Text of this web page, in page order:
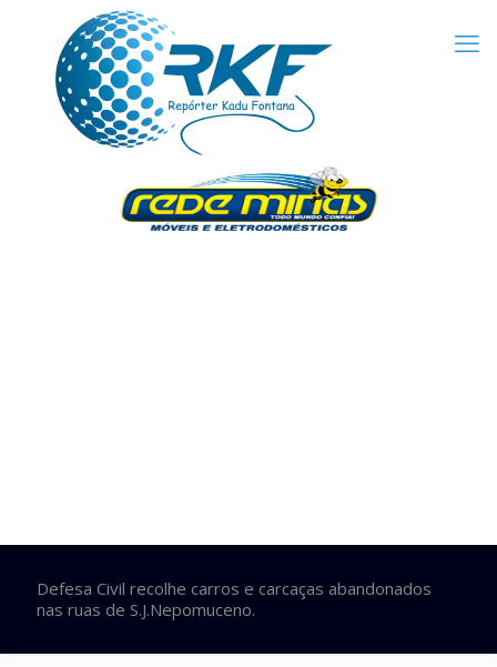
Defesa Civil recolhe carros e carcaças abandonados
nas ruas de S.J.Nepomuceno.